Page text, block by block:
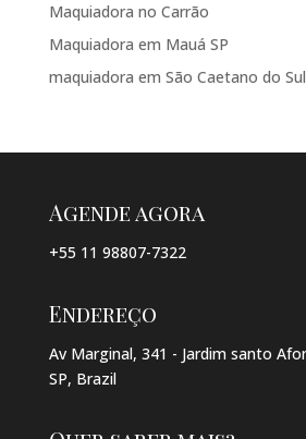
Maquiadora no Carrão
Maquiadora em Mauá SP
maquiadora em São Caetano do Sul
Agende agora
+55 11 98807-7322
Endereço
Av Marginal, 341 - Jardim santo
SP, Brazil